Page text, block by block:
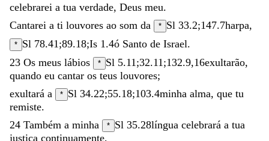
celebrarei a tua verdade, Deus meu.
Cantarei a ti louvores ao som da * Sl 33.2;147.7harpa,
* Sl 78.41 ;89.18;Is 1.4ó Santo de Israel.
23 Os meus lábios * Sl 5.11 ;32.11 ;132.9,16exultarão,
quando eu cantar os teus louvores;
exultará a * Sl 34.22;55.18;103.4minha alma, que tu
remiste.
24 Também a minha * Sl 35.28língua celebrará a tua
justiça continuamente,